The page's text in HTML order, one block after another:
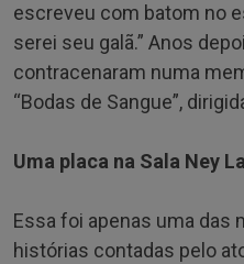
escreveu com batom no
serei seu galã.” Anos
contracenaram numa
“Bodas de Sangue”,
Uma placa na Sala Ney
Essa foi apenas uma das
histórias contadas pelo